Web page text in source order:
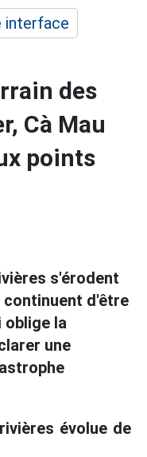
interface
des
Cà Mau
points
s'érodent
d'être
oblige la
une
évolue de